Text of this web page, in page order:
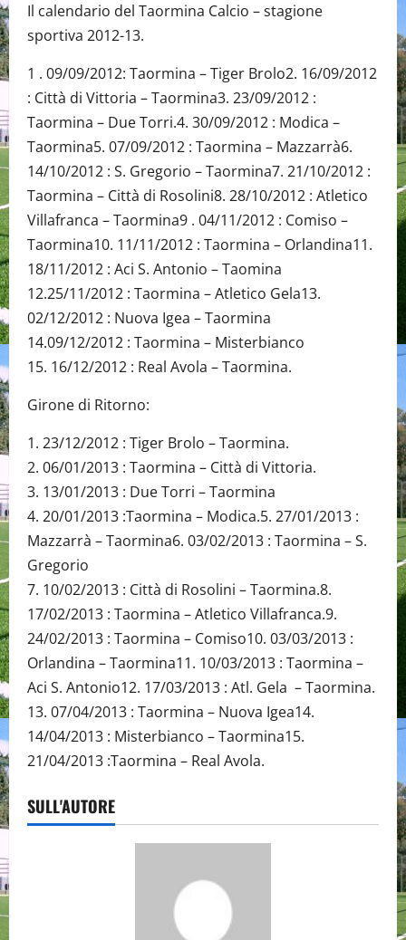
Il calendario del Taormina Calcio – stagione
sportiva 2012-13.
1 . 09/09/2012: Taormina – Tiger Brolo2. 16/09/2012
: Città di Vittoria – Taormina3. 23/09/2012 :
Taormina – Due Torri.4. 30/09/2012 : Modica –
Taormina5. 07/09/2012 : Taormina – Mazzarrà6.
14/10/2012 : S. Gregorio – Taormina7. 21/10/2012 :
Taormina – Città di Rosolini8. 28/10/2012 : Atletico
Villafranca – Taormina9 . 04/11/2012 : Comiso –
Taormina10. 11/11/2012 : Taormina – Orlandina11.
18/11/2012 : Aci S. Antonio – Taomina
12.25/11/2012 : Taormina – Atletico Gela13.
02/12/2012 : Nuova Igea – Taormina
14.09/12/2012 : Taormina – Misterbianco
15. 16/12/2012 : Real Avola – Taormina.
Girone di Ritorno:
1. 23/12/2012 : Tiger Brolo – Taormina.
2. 06/01/2013 : Taormina – Città di Vittoria.
3. 13/01/2013 : Due Torri – Taormina
4. 20/01/2013 :Taormina – Modica.5. 27/01/2013 :
Mazzarrà – Taormina6. 03/02/2013 : Taormina – S.
Gregorio
7. 10/02/2013 : Città di Rosolini – Taormina.8.
17/02/2013 : Taormina – Atletico Villafranca.9.
24/02/2013 : Taormina – Comiso10. 03/03/2013 :
Orlandina – Taormina11. 10/03/2013 : Taormina –
Aci S. Antonio12. 17/03/2013 : Atl. Gela – Taormina.
13. 07/04/2013 : Taormina – Nuova Igea14.
14/04/2013 : Misterbianco – Taormina15.
21/04/2013 :Taormina – Real Avola.
SULL'AUTORE